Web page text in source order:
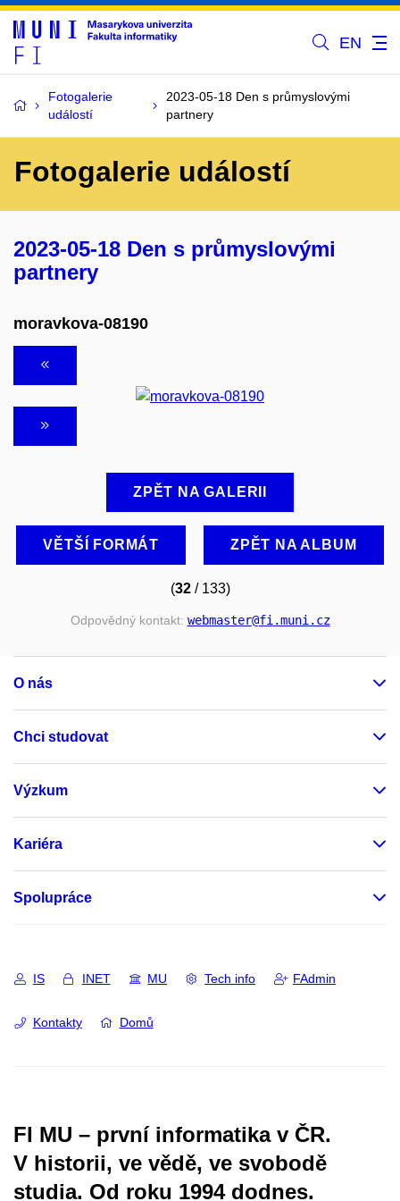
EN
Fotogalerie
událostí
2023-05-18 Den s průmyslovými
partnery
Fotogalerie událostí
2023-05-18 Den s průmyslovými
partnery
moravkova-08190
ZPĚT NA GALERII
VĚTŠÍ FORMÁT ZPĚT NA ALBUM
(32/ 133)
Odpovědný kontakt: webmaster@fi.muni.cz
O nás
Chci studovat
Výzkum
Kariéra
Spolupráce
IS INET MU Tech info FAdmin
Kontakty Domů
FI MU – první informatika v ČR.
V historii, ve vědě, ve svobodě
studia. Od roku 1994 dodnes.